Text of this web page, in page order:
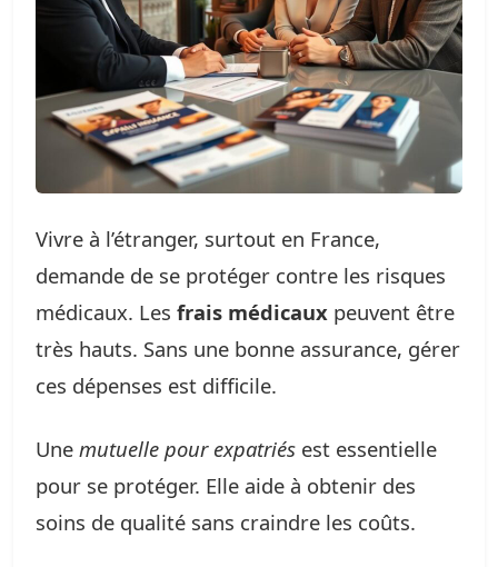
Vivre à l’étranger, surtout en France,
demande de se protéger contre les risques
médicaux. Les frais médicaux peuvent être
très hauts. Sans une bonne assurance, gérer
ces dépenses est difficile.
Une mutuelle pour expatriés est essentielle
pour se protéger. Elle aide à obtenir des
soins de qualité sans craindre les coûts.